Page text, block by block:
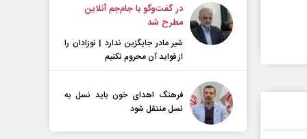
در گفت‌و‌گو با جام‌جم آنلاین
مطرح شد
شیر مادر جایگزین ندارد | نوزادان را
از فواید آن محروم نکنیم
فرهنگ اهدای خون باید نسل به
نسل منتقل شود